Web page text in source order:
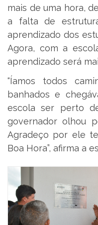
mais de uma hora,
a falta de
aprendizado dos
Agora, com a
aprendizado será
“Íamos todos
banhados e
escola ser perto
governador olhou
Agradeço por ele
Boa Hora”, afirma a